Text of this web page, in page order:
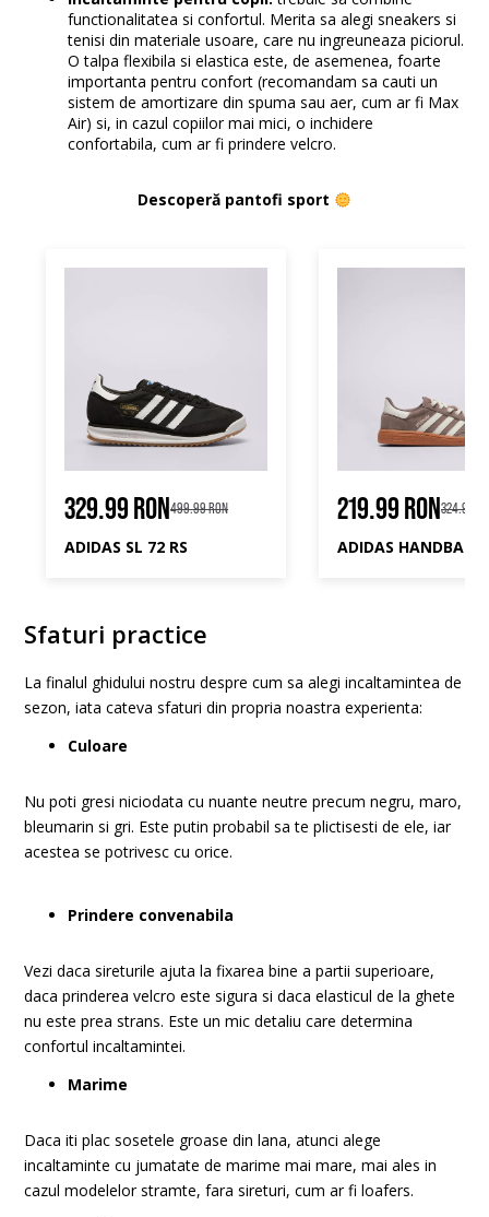
functionalitatea si confortul. Merita sa alegi sneakers si
tenisi din materiale usoare, care nu ingreuneaza piciorul.
O talpa flexibila si elastica este, de asemenea, foarte
importanta pentru confort (recomandam sa cauti un
sistem de amortizare din spuma sau aer, cum ar fi Max
Air) si, in cazul copiilor mai mici, o inchidere
confortabila, cum ar fi prindere velcro.
Descoperă pantofi sport
329.99 RON499.99 RON
ADIDAS SL 72 RS
219.99 RON324.99
Sfaturi practice
La finalul ghidului nostru despre cum sa alegi incaltamintea de
sezon, iata cateva sfaturi din propria noastra experienta:
Culoare
Nu poti gresi niciodata cu nuante neutre precum negru, maro,
bleumarin si gri. Este putin probabil sa te plictisesti de ele, iar
acestea se potrivesc cu orice.
Prindere convenabila
Vezi daca sireturile ajuta la fixarea bine a partii superioare,
daca prinderea velcro este sigura si daca elasticul de la ghete
nu este prea strans. Este un mic detaliu care determina
confortul incaltamintei.
Marime
Daca iti plac sosetele groase din lana, atunci alege
incaltaminte cu jumatate de marime mai mare, mai ales in
cazul modelelor stramte, fara sireturi, cum ar fi loafers.